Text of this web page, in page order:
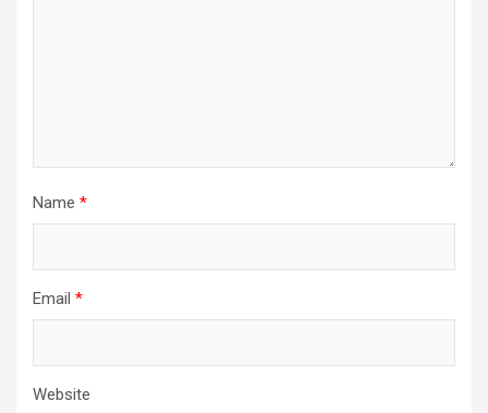
Name *
Email *
Website